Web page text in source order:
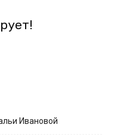
Ивановой